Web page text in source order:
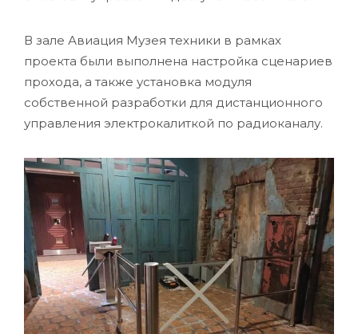
В зале Авиация Музея техники в рамках
проекта были выполнена настройка сценариев
прохода, а также установка модуля
собственной разработки для дистанционного
управления электрокалиткой по радиоканалу.